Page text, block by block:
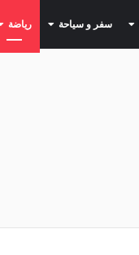
(current) سفر و سياحة (current) رياضة